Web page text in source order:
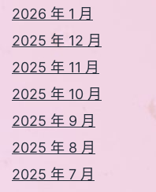
2026 年 1 月
2025 年 12 月
2025 年 11 月
2025 年 10 月
2025 年 9 月
2025 年 8 月
2025 年 7 月